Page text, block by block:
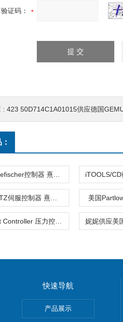
验证码：
: 423 50D714C1A01015供应德国GEMU过程
美国
快速导航
产品展示